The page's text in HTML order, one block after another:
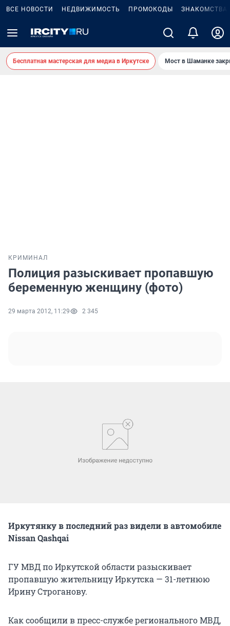
ВСЕ НОВОСТИ НЕДВИЖИМОСТЬ ПРОМОКОДЫ ЗНАКОМСТВА
Бесплатная мастерская для медиа в Иркутске Мост в Шаманке
КРИМИНАЛ
Полиция разыскивает пропавшую
беременную женщину (фото)
29 марта 2012, 11:29 2 345
Иркутянку в последний раз видели в автомобиле
Nissan Qashqai
ГУ МВД по Иркутской области разыскивает
пропавшую жительницу Иркутска — 31-летнюю
Ирину Строганову.
Как сообщили в пресс-службе регионального МВД,